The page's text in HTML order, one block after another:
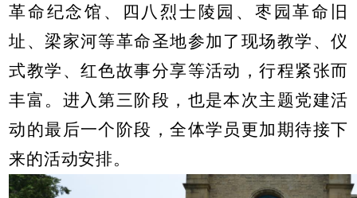
革命纪念馆、四八烈士陵园、枣园革命旧
址、梁家河等革命圣地参加了现场教学、仪
式教学、红色故事分享等活动，行程紧张而
丰富。进入第三阶段，也是本次主题党建活
动的最后一个阶段，全体学员更加期待接下
来的活动安排。